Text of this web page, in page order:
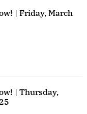
| Friday, March
| Thursday,